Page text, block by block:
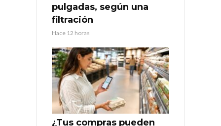
pulgadas, según una
filtración
Hace 12 horas
¿Tus compras pueden